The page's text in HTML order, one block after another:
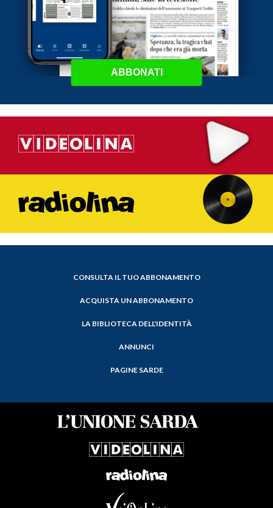
ABBONATI
CONSULTA IL TUO ABBONAMENTO
ACQUISTA UN ABBONAMENTO
LA BIBLIOTECA DELL'IDENTITÀ
ANNUNCI
PAGINE SARDE